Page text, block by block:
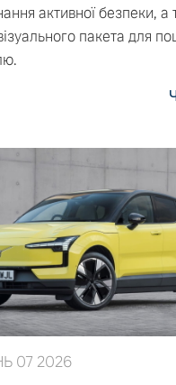
активної безпеки, а
пакета для
07 2026